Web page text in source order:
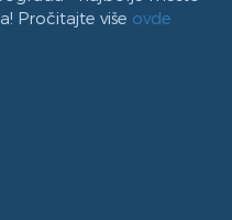
Pročitajte više ovde